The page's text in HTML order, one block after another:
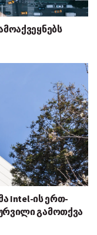
Intel-ის ერთ-
გამოთქვა